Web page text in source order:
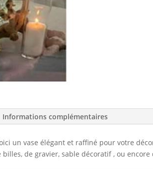
Informations complémentaires
un vase élégant et raffiné pour votre
de gravier, sable décoratif , ou